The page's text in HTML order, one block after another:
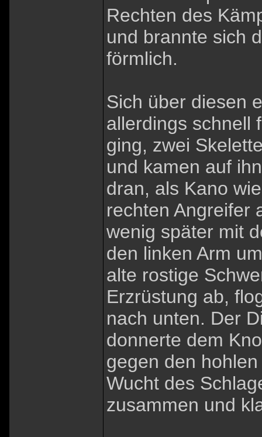
Rechten des
und brannte sich
förmlich.
Sich über diesen
allerdings schnell
ging, zwei
und kamen auf
dran, als Kano
rechten Angreifer
wenig später mit
den linken Arm
alte rostige
Erzrüstung ab,
nach unten. Der
donnerte dem
gegen den
Wucht des
zusammen und